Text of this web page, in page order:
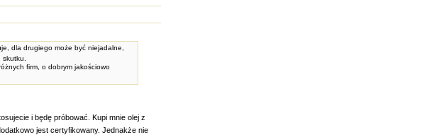
dla drugiego może być niejadalne,
firm, o dobrym jakościowo
i będę próbować. Kupi mnie olej z
jest certyfikowany. Jednakże nie